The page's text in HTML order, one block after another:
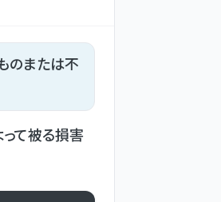
のまたは不
て被る損害